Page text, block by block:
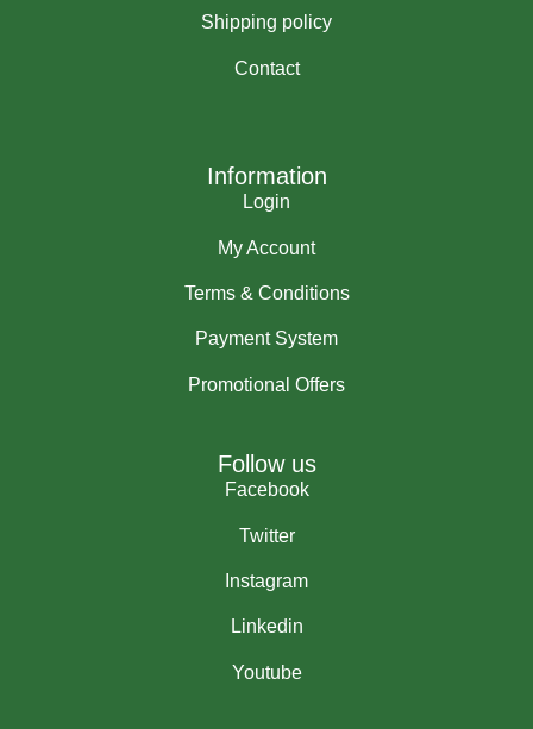
Shipping policy
Contact
Information
Login
My Account
Terms & Conditions
Payment System
Promotional Offers
Follow us
Facebook
Twitter
Instagram
Linkedin
Youtube